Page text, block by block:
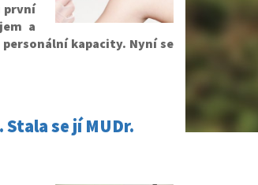
první
a
kapacity. Nyní se
se jí MUDr.